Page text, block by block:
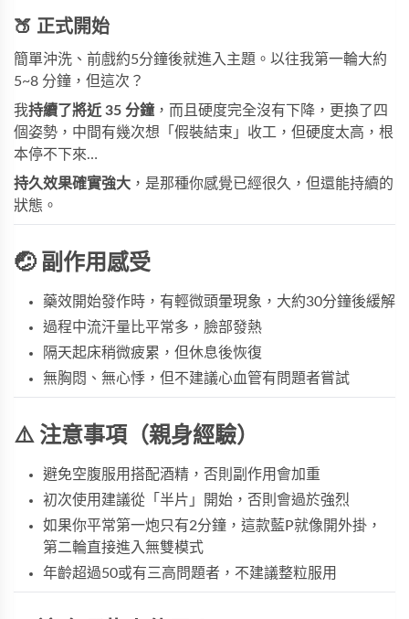
🍑 正式開始
簡單沖洗、前戲約5分鐘後就進入主題。以往我第一輪大約
5~8 分鐘，但這次？
我持續了將近 35 分鐘，而且硬度完全沒有下降，更換了四
個姿勢，中間有幾次想「假裝結束」收工，但硬度太高，根
本停不下來…
持久效果確實強大 ，是那種你感覺已經很久，但還能持續的
狀態。
🤕 副作用感受
藥效開始發作時，有輕微頭暈現象，大約30分鐘後緩解
過程中流汗量比平常多，臉部發熱
隔天起床稍微疲累，但休息後恢復
無胸悶、無心悸，但不建議心血管有問題者嘗試
⚠️ 注意事項（親身經驗）
避免空腹服用搭配酒精，否則副作用會加重
初次使用建議從「半片」開始，否則會過於強烈
如果你平常第一炮只有2分鐘，這款藍P就像開外掛，
第二輪直接進入無雙模式
年齡超過50或有三高問題者，不建議整粒服用